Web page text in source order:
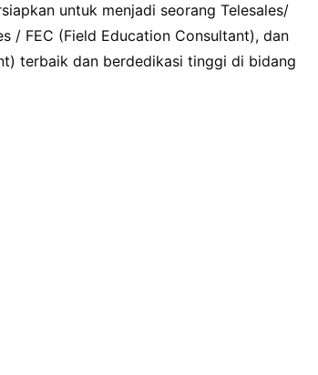
untuk menjadi seorang Telesales/
/ FEC (Field Education Consultant), dan
terbaik dan berdedikasi tinggi di bidang